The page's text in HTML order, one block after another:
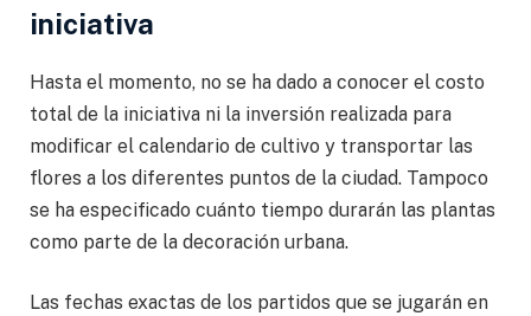
iniciativa
Hasta el momento, no se ha dado a conocer el costo
total de la iniciativa ni la inversión realizada para
modificar el calendario de cultivo y transportar las
flores a los diferentes puntos de la ciudad. Tampoco
se ha especificado cuánto tiempo durarán las plantas
como parte de la decoración urbana.
Las fechas exactas de los partidos que se jugarán en